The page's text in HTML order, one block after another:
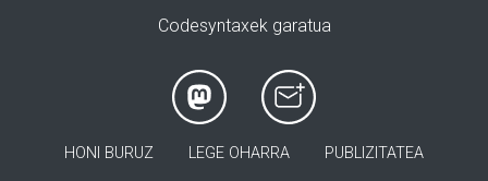
Codesyntaxek garatua
HONI BURUZ LEGE OHARRA PUBLIZITATEA